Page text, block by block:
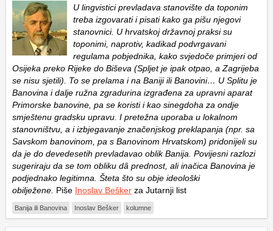
U lingvistici prevladava stanovište da toponim
treba izgovarati i pisati kako ga pišu njegovi
stanovnici. U hrvatskoj državnoj praksi su
toponimi, naprotiv, kadikad podvrgavani
regulama pobjednika, kako svjedoče primjeri od
Osijeka preko Rijeke do Biševa (Spljet je ipak otpao, a Zagrijeba
se nisu sjetili). To se prelama i na Baniji ili Banovini… U Splitu je
Banovina i dalje ružna zgradurina izgrađena za upravni aparat
Primorske banovine, pa se koristi i kao sinegdoha za ondje
smještenu gradsku upravu. I pretežna uporaba u lokalnom
stanovništvu, a i izbjegavanje značenjskog preklapanja (npr. sa
Savskom banovinom, pa s Banovinom Hrvatskom) pridonijeli su
da je do devedesetih prevladavao oblik Banija. Povijesni razlozi
sugeriraju da se tom obliku dâ prednost, ali inačica Banovina je
podjednako legitimna. Šteta što su obje ideološki
obilježene. Piše Inoslav Bešker za Jutarnji list
Banija ili Banovina Inoslav Bešker kolumne